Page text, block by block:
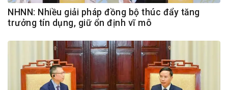
NHNN: Nhiều giải pháp đồng bộ thúc đẩy tăng
trưởng tín dụng, giữ ổn định vĩ mô